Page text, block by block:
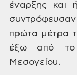
έναρξης και
συντρόφευσαν
πρώτα μέτρα
έξω από το
Μεσογείου.